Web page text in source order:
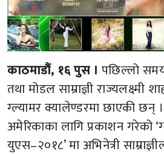
काठमाडौं, १६ पुस । पछिल्लो
तथा मोडल साम्राज्ञी राज्यलक्ष्मी
ग्ल्यामर क्यालेण्डरमा छाएकी
अमेरिकाका लागि प्रकाशन गरेको
युएस–२०१८’ मा अभिनेत्री